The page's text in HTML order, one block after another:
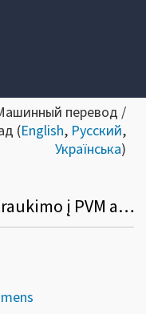
перевод /
(English, Русский,
Українська)
Kokie pirkimo PVM sumų įtraukimo į PVM atskaitą reikalavimai yra taikomi?